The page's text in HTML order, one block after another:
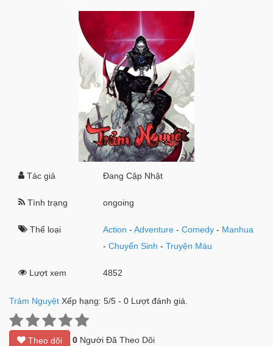
Tác giả Đang Cập Nhật
Tình trạng ongoing
Thể loại Action -Adventure -Comedy - Manhua
-Chuyển Sinh -Truyện Màu
Lượt xem 4852
Trảm Nguyệt Xếp hạng: 5/5 - 0 Lượt đánh giá.
Theo dõi 0 Người Đã Theo Dõi